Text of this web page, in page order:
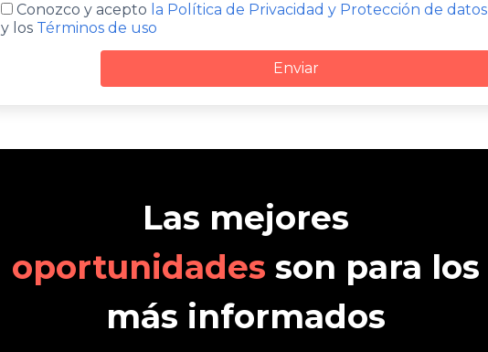
Conozco y acepto la Política de Privacidad y Protección de datos
y los Términos de uso
Enviar
Las mejores
oportunidades son para los
más informados